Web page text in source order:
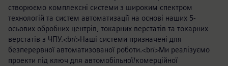
створюємо комплексні системи з широким спектром
технологій та систем автоматизації на основі наших 5-
осьових обробних центрів, токарних верстатів та токарних
верстатів з ЧПУ.<br/>Наші системи призначені для
безперервної автоматизованої роботи.<br/>Ми реалізуємо
проекти під ключ для автомобільної/комерційної